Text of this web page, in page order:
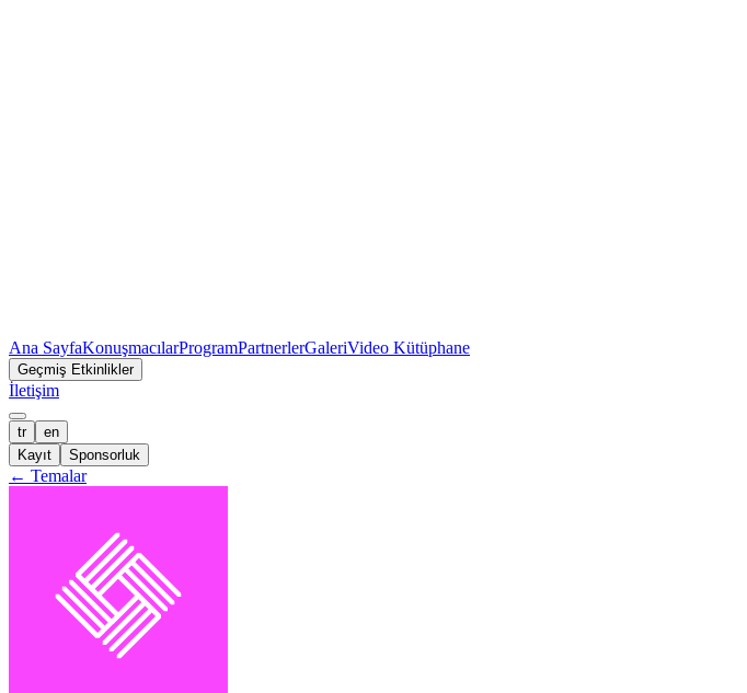
Ana SayfaKonuşmacılarProgramPartnerlerGaleriVideo Kütüphane
Geçmiş Etkinlikler
İletişim
tr
en
Kayıt
Sponsorluk
← Temalar